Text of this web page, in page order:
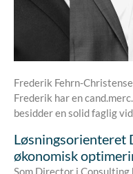
Frederik Fehrn-
Frederik har en
besidder en solid faglig
Løsningsorienteret
økonomisk
Som Director i